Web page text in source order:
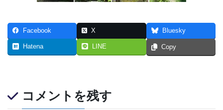
Facebook X Bluesky
Hatena LINE Copy
コメントを残す